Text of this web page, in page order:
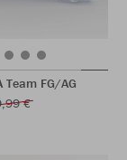
Team FG/AG
€